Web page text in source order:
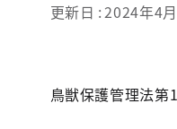
更新日 2024年4
鳥獣保護管理法第